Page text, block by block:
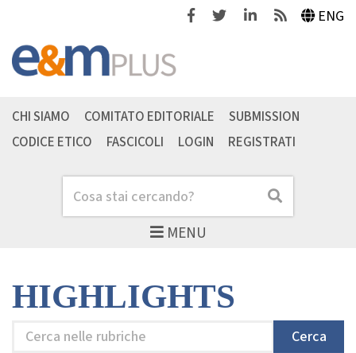
FacebookTwitterLinkedinFeeds ENG
MENU
Cerca Cerca
CHI SIAMO COMITATO EDITORIALE
SUBMISSION
CODICE ETICO
FASCICOLI LOGIN REGISTRATI
HIGHLIGHTS
Cerca
Cerca